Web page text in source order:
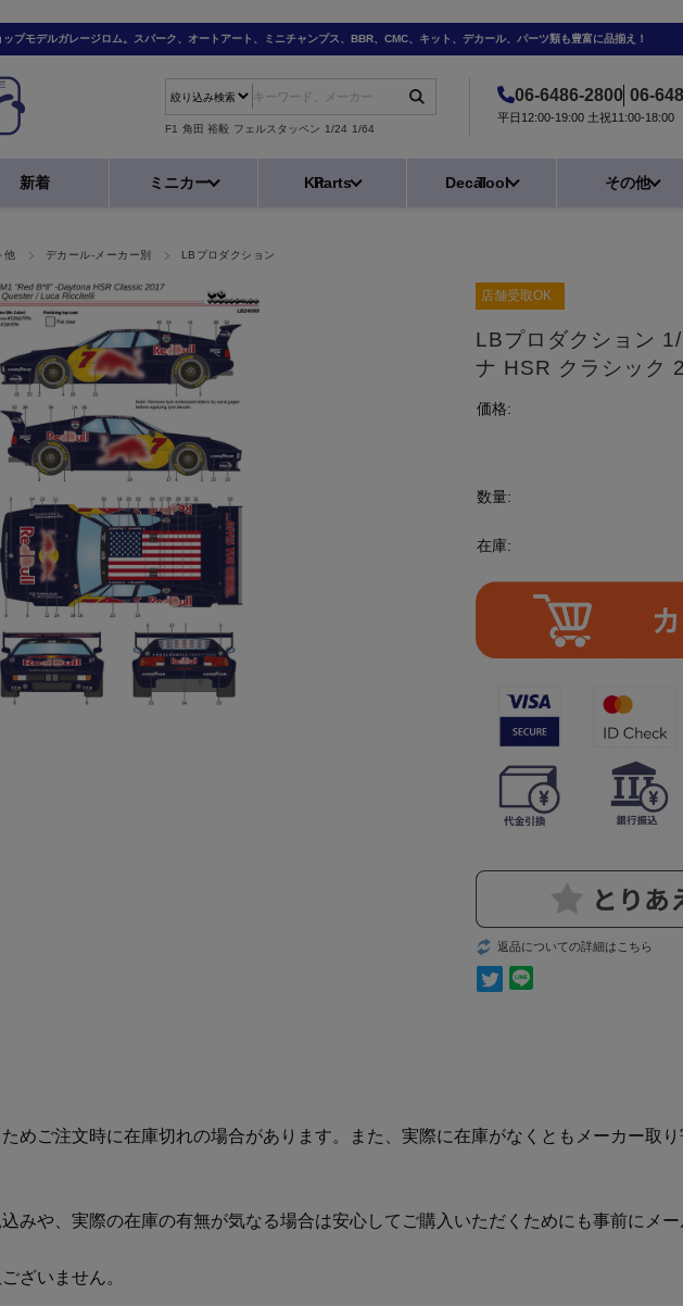
プモデルガレージロム。スパーク、オートアート、ミニチャンプス、BBR、CMC、キット、デカール、パーツ類も豊富に品揃え！
F1 角田 裕毅 フェルスタッペン 1/24 1/64
06-6486-2800 06-
平日12:00-19:00 土祝11:00-18:00
新着 ミニカー KitParts DecalTool その他
他 デカール-メーカー別 LBプロダクション
店舗受取OK
LBプロダクション
ナ HSR クラシッ
価格:
数量:
在庫:
返品についての詳細はこちら
めご注文時に在庫切れの場合があります。また、実際に在庫がなくともメーカー取
みや、実際の在庫の有無が気なる場合は安心してご購入いただくためにも事前にメ
ざいません。